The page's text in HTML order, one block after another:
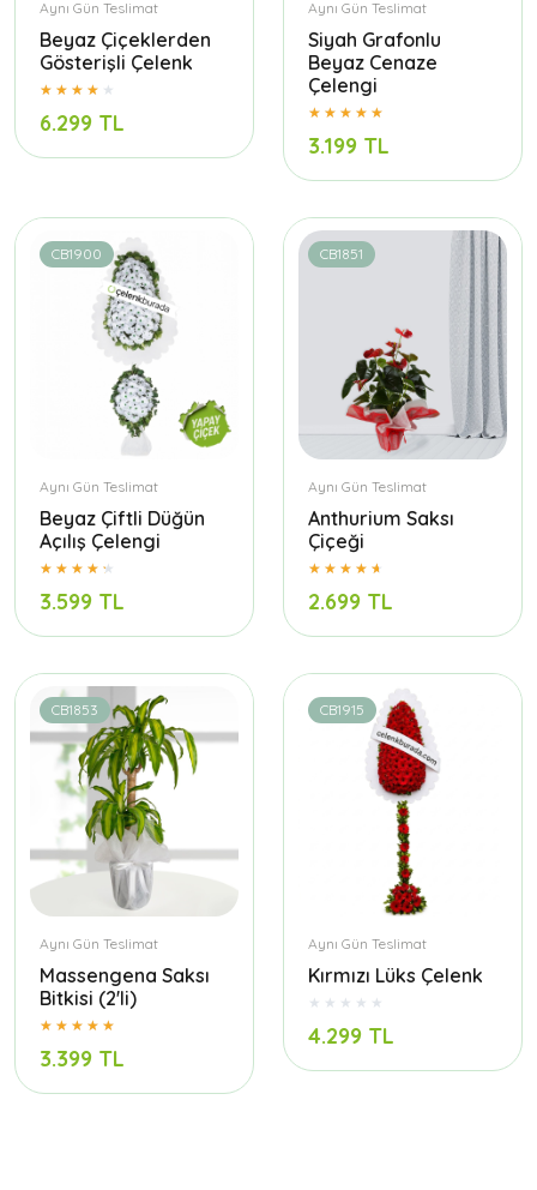
Aynı Gün Teslimat
Beyaz Çiçeklerden
Gösterişli Çelenk
6.299 TL
Aynı Gün Teslimat
Siyah Grafonlu
Beyaz Cenaze
Çelengi
3.199 TL
CB1900
Aynı Gün Teslimat
Beyaz Çiftli Düğün
Açılış Çelengi
3.599 TL
CB1851
Aynı Gün Teslimat
Anthurium Saksı
Çiçeği
2.699 TL
CB1853
Aynı Gün Teslimat
Massengena Saksı
Bitkisi (2'li)
3.399 TL
CB1915
Aynı Gün Teslimat
Kırmızı Lüks Çelenk
4.299 TL